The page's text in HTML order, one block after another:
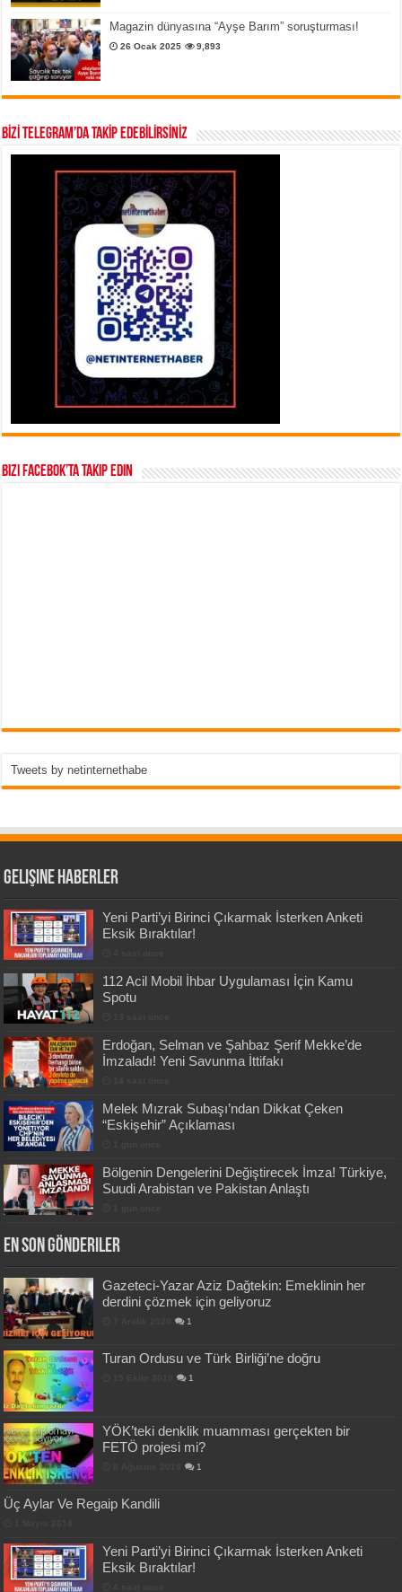
Magazin dünyasına “Ayşe Barım” soruşturması!
26 Ocak 2025 9,893
BİZİ TELEGRAM’DA TAKİP EDEBİLİRSİNİZ
Bizi Facebok’ta takip edin
Tweets by netinternethabe
Gelişine Haberler
Yeni Parti’yi Birinci Çıkarmak İsterken Anketi
Eksik Bıraktılar!
112 Acil Mobil İhbar Uygulaması İçin Kamu
Spotu
Erdoğan, Selman ve Şahbaz Şerif Mekke’de
İmzaladı! Yeni Savunma İttifakı
Melek Mızrak Subaşı’ndan Dikkat Çeken
“Eskişehir” Açıklaması
Bölgenin Dengelerini Değiştirecek İmza! Türkiye,
Suudi Arabistan ve Pakistan Anlaştı
En Son Gönderiler
Gazeteci-Yazar Aziz Dağtekin: Emeklinin her
derdini çözmek için geliyoruz
1
Turan Ordusu ve Türk Birliği’ne doğru
1
YÖK’teki denklik muamması gerçekten bir
FETÖ projesi mi?
1
Üç Aylar Ve Regaip Kandili
Yeni Parti’yi Birinci Çıkarmak İsterken Anketi
Eksik Bıraktılar!